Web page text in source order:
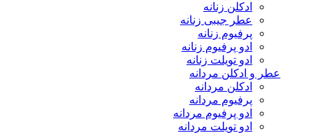
ادکلن زنانه
عطر جیبی زنانه
پرفیوم زنانه
ادو پرفیوم زنانه
ادو تویلت زنانه
عطر و ادکلن مردانه
ادکلن مردانه
پرفیوم مردانه
ادو پرفیوم مردانه
ادو تویلت مردانه